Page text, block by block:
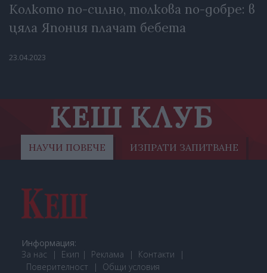
Колкото по-силно, толкова по-добре: в
цяла Япония плачат бебета
23.04.2023
КЕШ КЛУБ
НАУЧИ ПОВЕЧЕ ИЗПРАТИ ЗАПИТВАНЕ
Информация:
За нас
Екип Реклама
Контакти
Поверителност
Общи условия